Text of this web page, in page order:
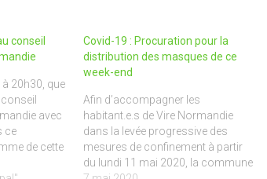
conseil
à 20h30, que
avec
ce
de cette
Vaudeville :
Covid-19 : Procuration pour la
distribution des masques de ce
week-end
Afin d’accompagner les
habitant.e.s de Vire Normandie
dans la levée progressive des
mesures de confinement à partir
du lundi 11 mai 2020, la commune